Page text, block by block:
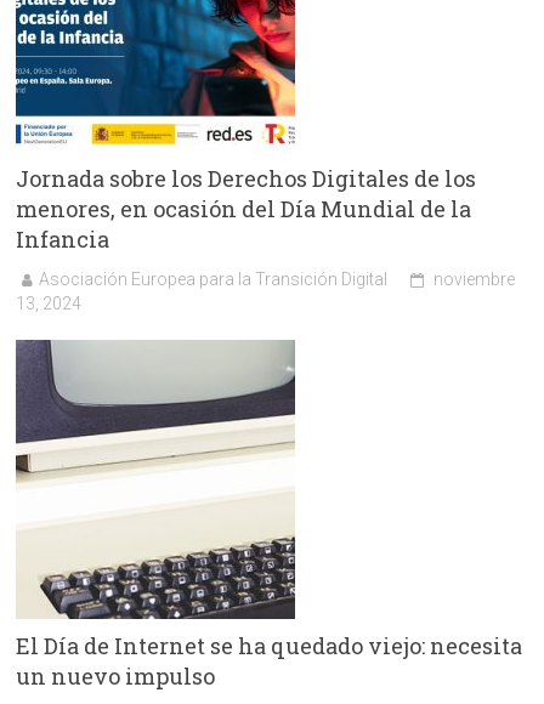
Jornada sobre los Derechos Digitales de los
menores, en ocasión del Día Mundial de la
Infancia
Asociación Europea para la Transición Digital
noviembre
13, 2024
El Día de Internet se ha quedado viejo: necesita
un nuevo impulso